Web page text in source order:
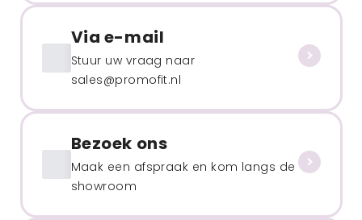
Via e-mail
Stuur uw vraag naar
sales@promofit.nl
Bezoek ons
Maak een afspraak en kom langs de
showroom